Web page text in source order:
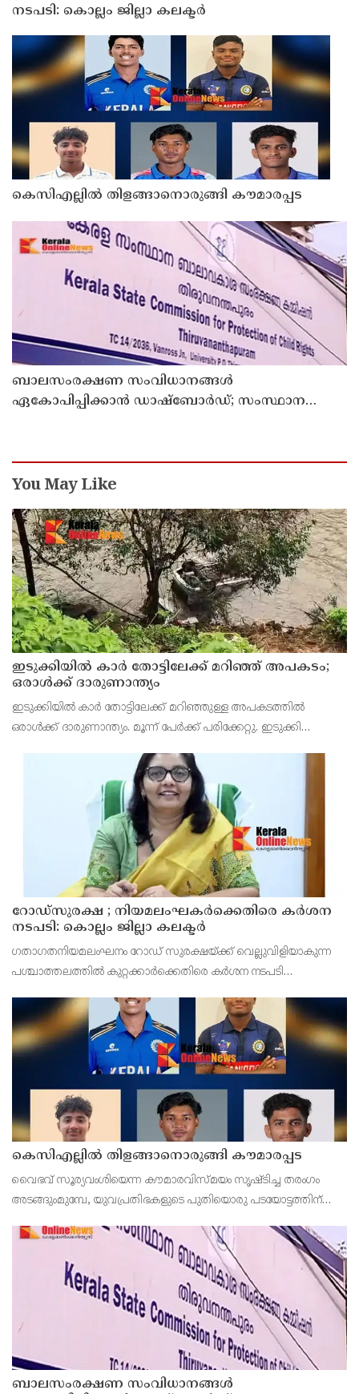
നടപടി: കൊല്ലം ജില്ലാ കലക്ടർ
കെസിഎല്ലിൽ തിളങ്ങാനൊരുങ്ങി കൗമാരപ്പട
ബാലസംരക്ഷണ സംവിധാനങ്ങൾ
ഏകോപിപ്പിക്കാൻ ഡാഷ്ബോർഡ്; സംസ്ഥാന
You May Like
ഇടുക്കിയിൽ കാർ തോട്ടിലേക്ക് മറിഞ്ഞ് അപകടം;
ഒരാൾക്ക് ദാരുണാന്ത്യം
ഇടുക്കിയിൽ കാർ തോട്ടിലേക്ക് മറിഞ്ഞുള്ള അപകടത്തിൽ
ഒരാൾക്ക് ദാരുണാന്ത്യം. മൂന്ന് പേർക്ക് പരിക്കേറ്റു. ഇടുക്കി
റോഡ്‌സുരക്ഷ ; നിയമലംഘകർക്കെതിരെ കർശന
നടപടി: കൊല്ലം ജില്ലാ കലക്ടർ
ഗതാഗതനിയമലംഘനം റോഡ് സുരക്ഷയ്ക്ക് വെല്ലുവിളിയാകുന്ന
പശ്ചാത്തലത്തിൽ കുറ്റക്കാർക്കെതിരെ കർശന നടപടി
നൽകി.
കെസിഎല്ലിൽ തിളങ്ങാനൊരുങ്ങി കൗമാരപ്പട
വൈഭവ് സൂര്യവംശിയെന്ന കൗമാരവിസ്മയം സൃഷ്ടിച്ച തരംഗം
അടങ്ങുംമുമ്പേ, യുവപ്രതിഭകളുടെ പുതിയൊരു പടയോട്ടത്തിന്
സീസൺ
ബാലസംരക്ഷണ സംവിധാനങ്ങൾ